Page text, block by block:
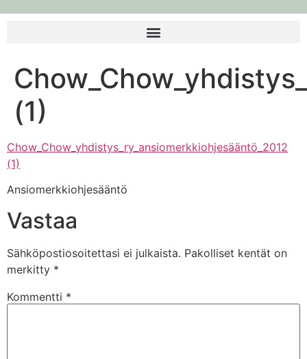
(1)
Chow_Chow_yhdistys_ry_ansiomerkkiohjesääntö_2012
(1)
Ansiomerkkiohjesääntö
Vastaa
Sähköpostiosoitettasi ei julkaista. Pakolliset kentät on
merkitty *
Kommentti *